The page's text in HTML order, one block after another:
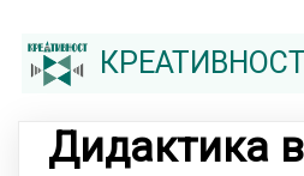
КРЕАТИВНОСТ
Дидактика